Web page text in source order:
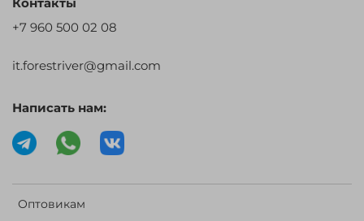
Оптовикам
+7 960 500 02 08
it.forestriver@gmail.com
Написать нам: